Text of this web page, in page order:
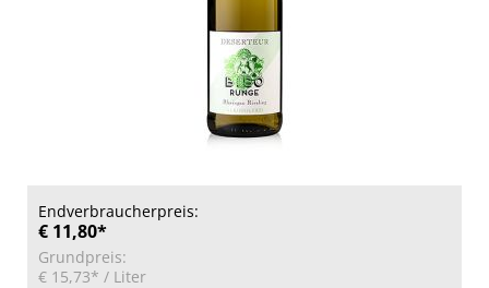
Endverbraucherpreis:
€ 11,80*
Grundpreis:
€ 15,73* / Liter